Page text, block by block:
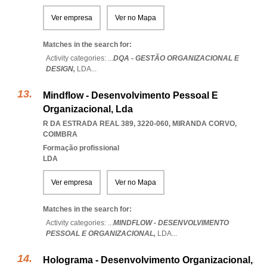
Ver empresa Ver no Mapa
Matches in the search for:
Activity categories: ...DQA - GESTÃO ORGANIZACIONAL E
DESIGN, LDA...
Mindflow - Desenvolvimento Pessoal E
Organizacional, Lda
R DA ESTRADA REAL 389, 3220-060, MIRANDA CORVO,
COIMBRA
Formação profissional
LDA
Ver empresa Ver no Mapa
Matches in the search for:
Activity categories: ...MINDFLOW - DESENVOLVIMENTO
PESSOAL E ORGANIZACIONAL, LDA...
Holograma - Desenvolvimento Organizacional,